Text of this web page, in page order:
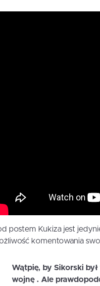
postem Kukiza jest
komentowania
Wątpię, by Sikorski
wojnę . Ale